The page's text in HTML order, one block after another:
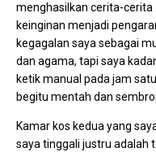
menghasilkan cerita-
keinginan menjadi
kegagalan saya sebagai
dan agama, tapi saya
ketik manual pada jam
begitu mentah dan
Kamar kos kedua yang
saya tinggali justru adalah